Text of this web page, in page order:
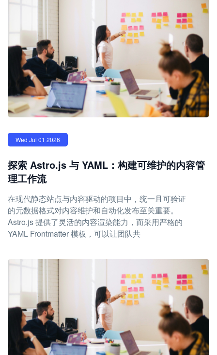
Wed Jul 01 2026
探索 Astro.js 与 YAML：构建可维护的内容管
理工作流
在现代静态站点与内容驱动的项目中，统一且可验证
的元数据格式对内容维护和自动化发布至关重要。
Astro.js 提供了灵活的内容渲染能力，而采用严格的
YAML Frontmatter 模板，可以让团队共